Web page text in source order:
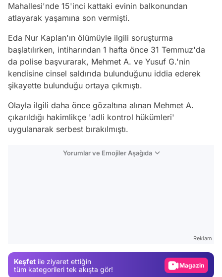
Mahallesi'nde 15'inci kattaki evinin balkonundan
atlayarak yaşamına son vermişti.
Eda Nur Kaplan'ın ölümüyle ilgili soruşturma
başlatılırken, intiharından 1 hafta önce 31 Temmuz'da
da polise başvurarak, Mehmet A. ve Yusuf G.'nin
kendisine cinsel saldırıda bulunduğunu iddia ederek
şikayette bulunduğu ortaya çıkmıştı.
Olayla ilgili daha önce gözaltına alınan Mehmet A.
çıkarıldığı hakimlikçe 'adli kontrol hükümleri'
uygulanarak serbest bırakılmıştı.
Yorumlar ve Emojiler Aşağıda
Reklam
Keşfet ile ziyaret ettiğin
tüm kategorileri tek akışta gör!
Magazin